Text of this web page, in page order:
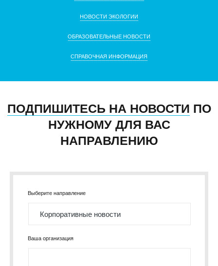
НОВОСТИ ЭКОЛОГИИ
ОБРАЗОВАТЕЛЬНЫЕ НОВОСТИ
СПРАВОЧНАЯ ИНФОРМАЦИЯ
ПОДПИШИТЕСЬ НА НОВОСТИ ПО
НУЖНОМУ ДЛЯ ВАС
НАПРАВЛЕНИЮ
Выберите направление
Ваша организация